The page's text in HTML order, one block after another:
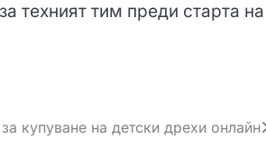
техният тим преди старта на
купуване на детски дрехи онлайн